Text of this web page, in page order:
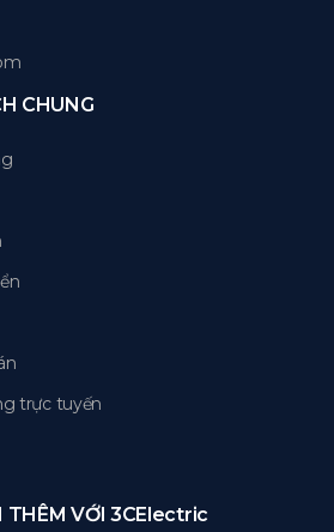
CHUNG
trực tuyến
THÊM VỚI 3CElectric